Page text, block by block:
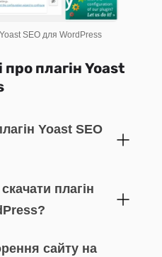
SEO для WordPress
про плагін Yoast
Yoast SEO
плагін
сайту на